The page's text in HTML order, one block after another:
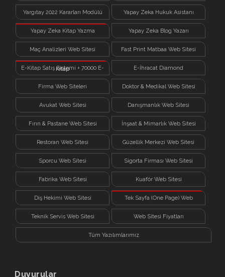
Yargıtay 2022 Kararları Modülü Yapay Zeka Hukuk Asistanı
Yapay Zeka Kitap Yazma
Sistemi
Yapay Zeka Blog Yazarı
Maç Analizleri Web Sitesi Fast Print Matbaa Web Sitesi
E-Kitap Satış Sistemi + 70000 E-
Kitap
E-İhracat Diamond
Firma Web Siteleri Doktor & Medikal Web Sitesi
Avukat Web Sitesi Danışmanlık Web Sitesi
Fırın & Pastane Web Sitesi İnşaat & Mimarlık Web Sitesi
Restoran Web Sitesi Güzellik Merkezi Web Sitesi
Sporcu Web Sitesi Sigorta Firması Web Sitesi
Fabrika Web Sitesi Kuaför Web Sitesi
Diş Hekimi Web Sitesi Tek Sayfa (One Page) Web
Sitesi
Teknik Servis Web Sitesi Web Sitesi Fiyatları
Tüm Yazılımlarımız
Duyurular